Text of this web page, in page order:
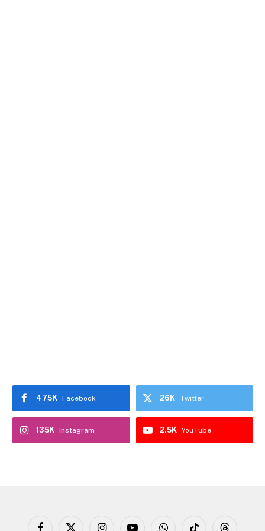
Facebook
475K Twitter
26K
Instagram
135K YouTube
2.5K